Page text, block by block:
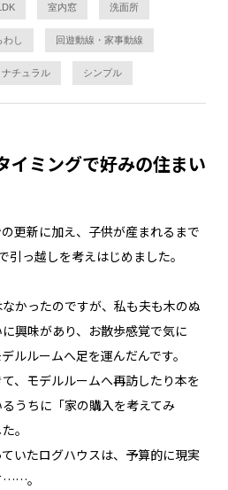
室内窓 洗面所
わし 回遊動線・家事動線
ナチュラル シンプル
イミングで好みの住まい
更新に加え、子供が産まれるまで
引っ越しを考えはじめました。
かったのですが、私も夫も木のぬ
興味があり、お散歩感覚で気に
ルルームへ足を運んだんです。
、モデルルームへ再訪したり本を
うちに「家の購入を考えてみ
。
いたログハウスは、予算的に現実
……。